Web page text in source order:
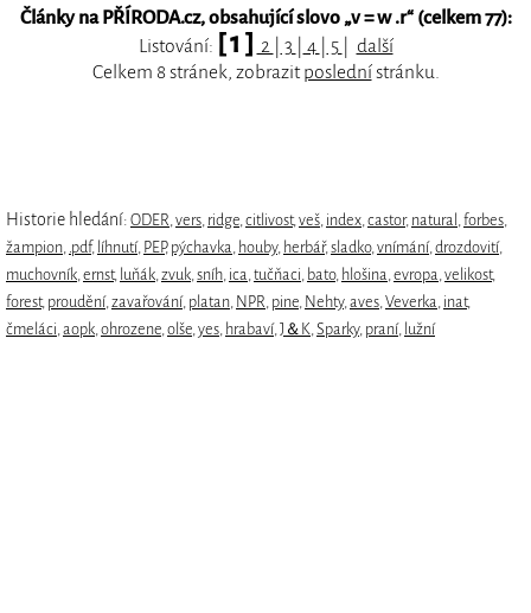
Články na PŘÍRODA.cz, obsahující slovo „v = w .r“ (celkem 77):
Listování: [ 1 ] 2 3 4 5
další
Celkem 8 stránek, zobrazitposlednístránku.
Historie hledání: ODER,vers, ridge,citlivost,veš, index,castor, natural ,forbes,
žampion, .pdf, líhnutí, PEP, pýchavka, houby, herbář,sladko,vnímání,drozdovití,
muchovník,ernst, luňák,zvuk,sníh, ica,tučňaci, bato, hlošina,evropa,velikost,
forest, proudění,zavařování, platan, NPR, pine, Nehty,aves,Veverka, inat,
čmeláci,aopk,ohrozene,olše,yes, hrabaví,J＆K,Sparky, praní, lužní